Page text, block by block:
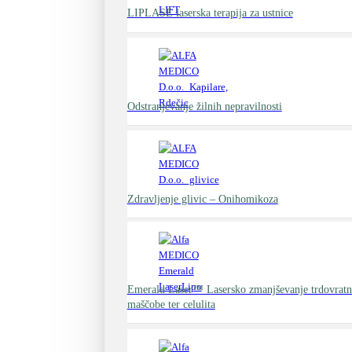
LIPLASE laserska terapija za ustnice
Odstranjevanje žilnih nepravilnosti
Zdravljenje glivic – Onihomikoza
Emerald Laser™ Lasersko zmanjševanje
maščobe ter celulita